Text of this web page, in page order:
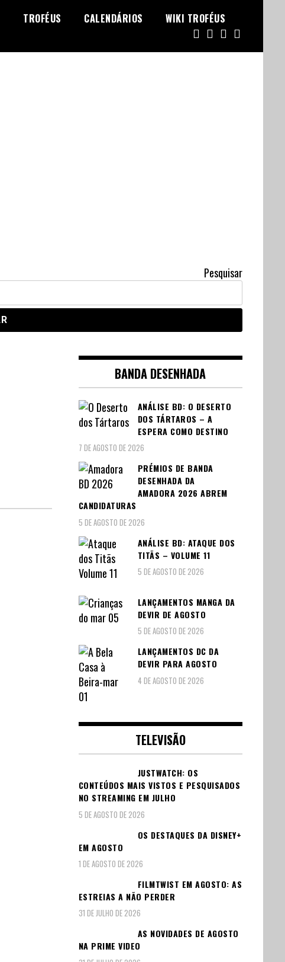
TROFÉUS CALENDÁRIOS WIKI TROFÉUS
Pesquisar
BANDA DESENHADA
ANÁLISE BD: O DESERTO
DOS TÁRTAROS – A
ESPERA COMO DESTINO
7 DE AGOSTO DE 2026
PRÉMIOS DE BANDA
DESENHADA DA
AMADORA 2026 ABREM
CANDIDATURAS
5 DE AGOSTO DE 2026
ANÁLISE BD: ATAQUE DOS
TITÃS – VOLUME 11
5 DE AGOSTO DE 2026
LANÇAMENTOS MANGA DA
DEVIR DE AGOSTO
5 DE AGOSTO DE 2026
LANÇAMENTOS DC DA
DEVIR PARA AGOSTO
4 DE AGOSTO DE 2026
TELEVISÃO
JUSTWATCH: OS
CONTEÚDOS MAIS VISTOS E PESQUISADOS
NO STREAMING EM JULHO
5 DE AGOSTO DE 2026
OS DESTAQUES DA DISNEY+
EM AGOSTO
1 DE AGOSTO DE 2026
FILMTWIST EM AGOSTO: AS
ESTREIAS A NÃO PERDER
31 DE JULHO DE 2026
AS NOVIDADES DE AGOSTO
NA PRIME VIDEO